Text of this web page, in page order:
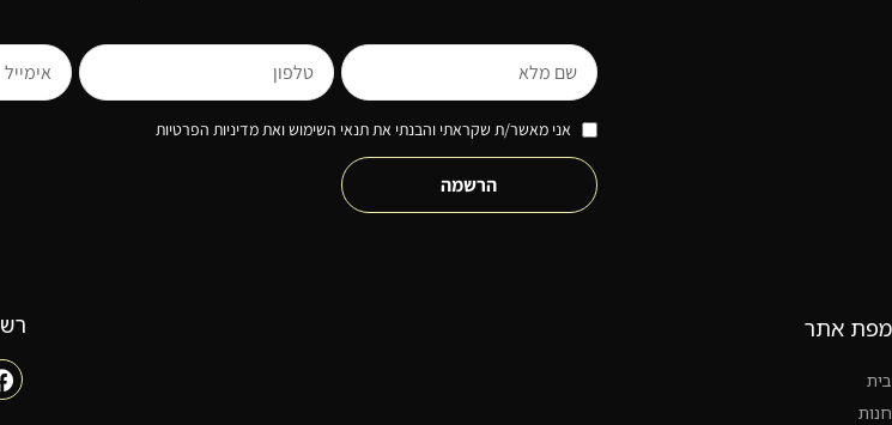
אני מאשר/ת שקראתי והבנתי את תנאי השימוש ואת מדיניות הפרטיות
הרשמה
מפת אתר
בית
חנות